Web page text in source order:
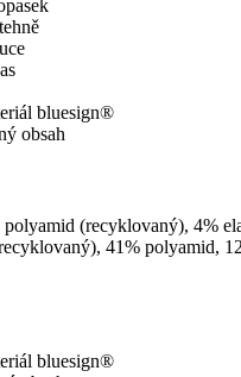
bluesign®
obsah
(recyklovaný), 4%
41% polyamid,
bluesign®